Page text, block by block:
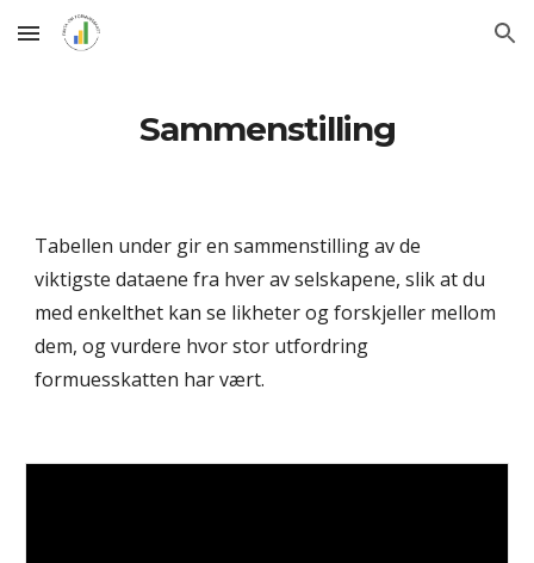
Skip to main content Skip to navigation
Sammenstilling
Tabellen under gir en sammenstilling av de
viktigste dataene fra hver av selskapene, slik at du
med enkelthet kan se likheter og forskjeller mellom
dem, og vurdere hvor stor utfordring
formuesskatten har vært.